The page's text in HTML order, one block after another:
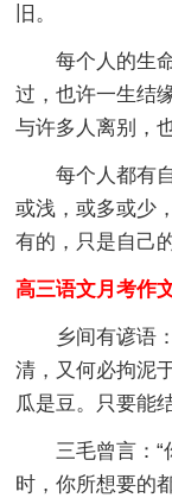
旧。
每个人的生
过，也许一生结
与许多人离别，
每个人都有
或浅，或多或少
有的，只是自己
高三语文月考作
乡间有谚语
清，又何必拘泥
瓜是豆。只要能
三毛曾言：
时，你所想要的